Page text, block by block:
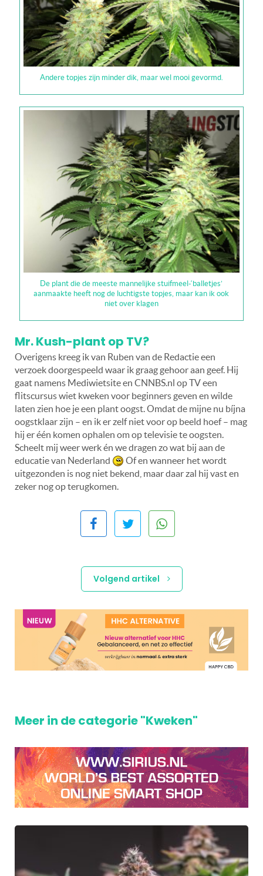
Andere topjes zijn minder dik, maar wel mooi gevormd.
De plant die de meeste mannelijke stuifmeel-‘balletjes’
aanmaakte heeft nog de luchtigste topjes, maar kan ik ook
niet over klagen
Mr. Kush-plant op TV?
Overigens kreeg ik van Ruben van de Redactie een
verzoek doorgespeeld waar ik graag gehoor aan geef. Hij
gaat namens Mediwietsite en CNNBS.nl op TV een
flitscursus wiet kweken voor beginners geven en wilde
laten zien hoe je een plant oogst. Omdat de mijne nu bíjna
oogstklaar zijn – en ik er zelf niet voor op beeld hoef – mag
hij er één komen ophalen om op televisie te oogsten.
Scheelt mij weer werk én we dragen zo wat bij aan de
educatie van Nederland
Of en wanneer het wordt
uitgezonden is nog niet bekend, maar daar zal hij vast en
zeker nog op terugkomen.
Volgend artikel
Meer in de categorie "Kweken"